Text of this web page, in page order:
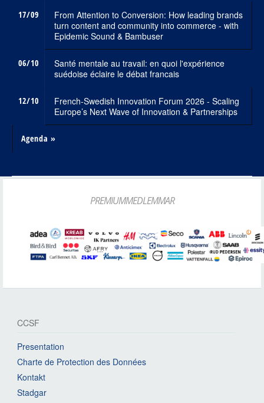
17/09
From Attention to Conversion: How leading brands
turn content and community into commerce - with
Epidemic Sound & Bambuser
06/10
Santé mentale au travail: en quoi l'expérience
suédoise éclaire le débat francais
12/10
French-Swedish Innovation Forum 2026 - Scaling
Europe’s Next Wave of Innovation & Partnerships
Agenda »
PREMIUMMEDLEMMAR
CCSF
Presentation
Charte de Protection des Données
Kontakt
Stadgar